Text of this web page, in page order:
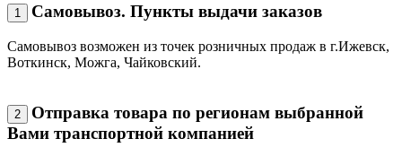
1 Самовывоз. Пункты выдачи заказов
Самовывоз возможен из точек розничных продаж в г.Ижевск,
Воткинск, Можга, Чайковский.
2
Отправка товара по регионам выбранной
Вами транспортной компанией